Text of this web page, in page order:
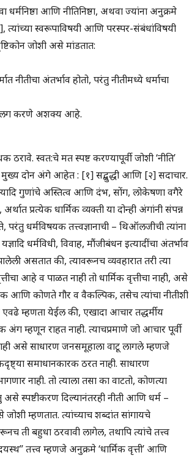
आणि नीतिनिष्ठा, अथवा ज्यांना अनुक्रमे
त्यांच्या स्वरूपाविषयी आणि परस्पर-संबंधांविषयी
जोशी असे मांडतात:
अंतर्भाव होतो, परंतु नीतीमध्ये धर्माचा
अलग करणे अशक्य आहे.
स्वत:चे मत स्पष्ट करण्यापूर्वी जोशी ‘नीति’
मुख्य दोन अंगे आहेत : [१] सद्बुद्धी आणि [२] सदाचार.
गुणांचे अस्तित्व आणि दंभ, सोंग, लोकेषणा वगैरे
प्रत्येक धार्मिक व्यक्ती या दोन्ही अंगांनी संपन्न
परंतु धर्मविषयक तत्त्वज्ञानाची – थिऑलजीची त्यांना
धर्मविधी, विवाह, मौंजीबंधन इत्यादींचा अंतर्भाव
असतात की, त्यावरूनच व्यवहारात तरी त्या
आहे व पाळत नाही तो धार्मिक वृत्तीचा नाही, असे
आणि कोणते गौर व वैकल्पिक, तसेच त्यांचा नीतीशी
म्हणता येईल की, एखादा आचार तद्धर्मीय
म्हणून राहत नाही. त्याचप्रमाणे जो आचार पूर्वी
नाही असे साधारण जनसमूहाला वाटू लागले म्हणजे
समाधानकारक ठरत नाही. साधारण
नाही. तो त्याला तसा का वाटतो, कोणत्या
स्पष्टीकरण दिल्यानंतरही नीती आणि धर्म –
म्हणतात. त्यांच्याच शब्दांत सांगायचे
ती बहुधा ठरवावी लागेल, तथापि त्यांचे तत्त्व
तत्त्व म्हणजे अनुक्रमे ‘धार्मिक वृत्ती’ आणि